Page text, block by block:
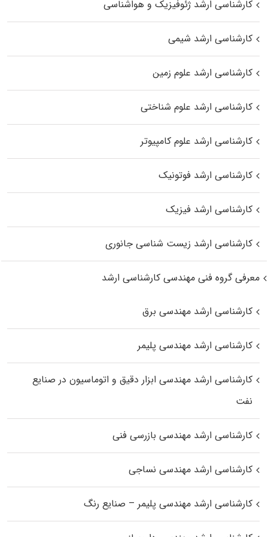
کارشناسی ارشد ژئوفیزیک و هواشناسی
کارشناسی ارشد شیمی
کارشناسی ارشد علوم زمین
کارشناسی ارشد علوم شناختی
کارشناسی ارشد علوم کامپیوتر
کارشناسی ارشد فوتونیک
کارشناسی ارشد فیزیک
کارشناسی ارشد زیست‌ شناسی جانوری
معرفی گروه فنی مهندسی کارشناسی ارشد
کارشناسی ارشد مهندسی برق
کارشناسی ارشد مهندسی پلیمر
کارشناسی ارشد مهندسی ابزار دقیق و اتوماسیون در صنایع
نفت
کارشناسی ارشد مهندسی بازرسی فنی
کارشناسی ارشد مهندسی نساجی
کارشناسی ارشد مهندسی پلیمر – صنایع رنگ